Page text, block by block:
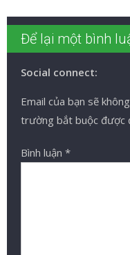
Để lại một bình
Social connect:
Email của bạn sẽ
trường bắt buộc được
Bình luận *